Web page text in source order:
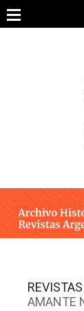
ARCHIVO DE
ESTUDIOS
INTEGRANTES
CONTACTO
AMANTE